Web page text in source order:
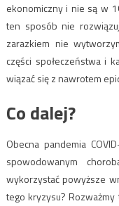
ekonomiczny i nie są w
ten sposób nie
zarazkiem nie
części społeczeństwa i
wiązać się z nawrotem
Co dalej?
Obecna pandemia
spowodowanym
wykorzystać powyższe
tego kryzysu?